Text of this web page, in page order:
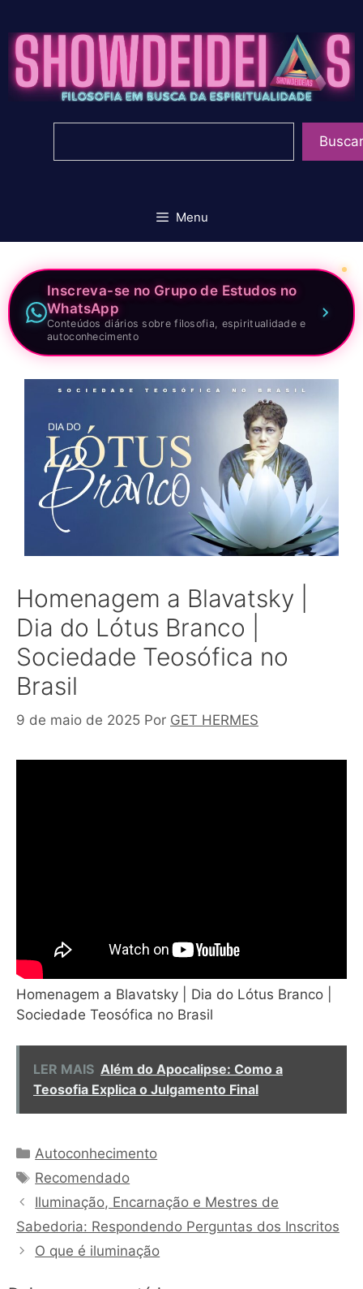
para
conteúdo
Buscar
Menu
Inscreva-se no Grupo de Estudos no
WhatsApp
Conteúdos diários sobre filosofia, espiritualidade e
autoconhecimento
Homenagem a Blavatsky |
Dia do Lótus Branco |
Sociedade Teosófica no
Brasil
9 de maio de 2025 Por GET HERMES
Homenagem a Blavatsky | Dia do Lótus Branco |
Sociedade Teosófica no Brasil
LER MAIS Além do Apocalipse: Como a
Teosofia Explica o Julgamento Final
Categorias
Autoconhecimento
Tags
Recomendado
Iluminação, Encarnação e Mestres de
Sabedoria: Respondendo Perguntas dos Inscritos
O que é iluminação